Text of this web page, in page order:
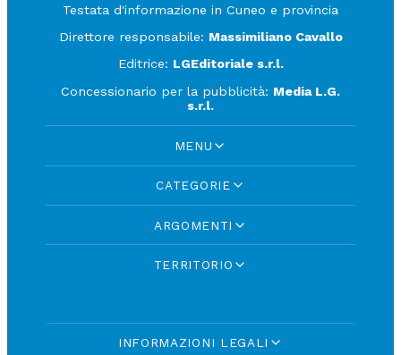
Testata d'informazione in Cuneo e provincia
Direttore responsabile: Massimiliano Cavallo
Editrice: LGEditoriale s.r.l.
Concessionario per la pubblicità: Media L.G.
s.r.l.
MENU
CATEGORIE
ARGOMENTI
TERRITORIO
INFORMAZIONI LEGALI